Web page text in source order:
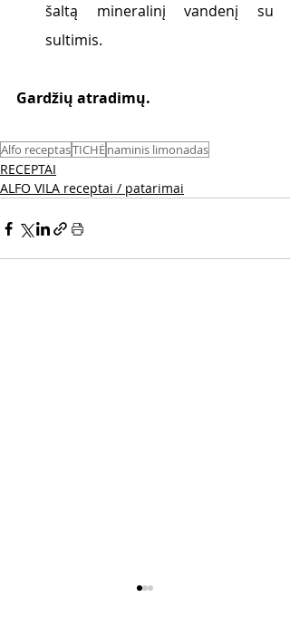
šaltą mineralinį vandenį su
sultimis.
Gardžių atradimų.
Alfo receptasTICHĖnaminis limonadas
RECEPTAI
ALFO VILA receptai / patarimai